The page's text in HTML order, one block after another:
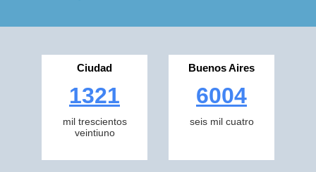
Ciudad
1321
mil trescientos
veintiuno
Buenos Aires
6004
seis mil cuatro